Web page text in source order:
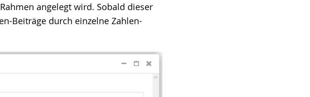
angelegt wird. Sobald dieser
Beiträge durch einzelne Zahlen-